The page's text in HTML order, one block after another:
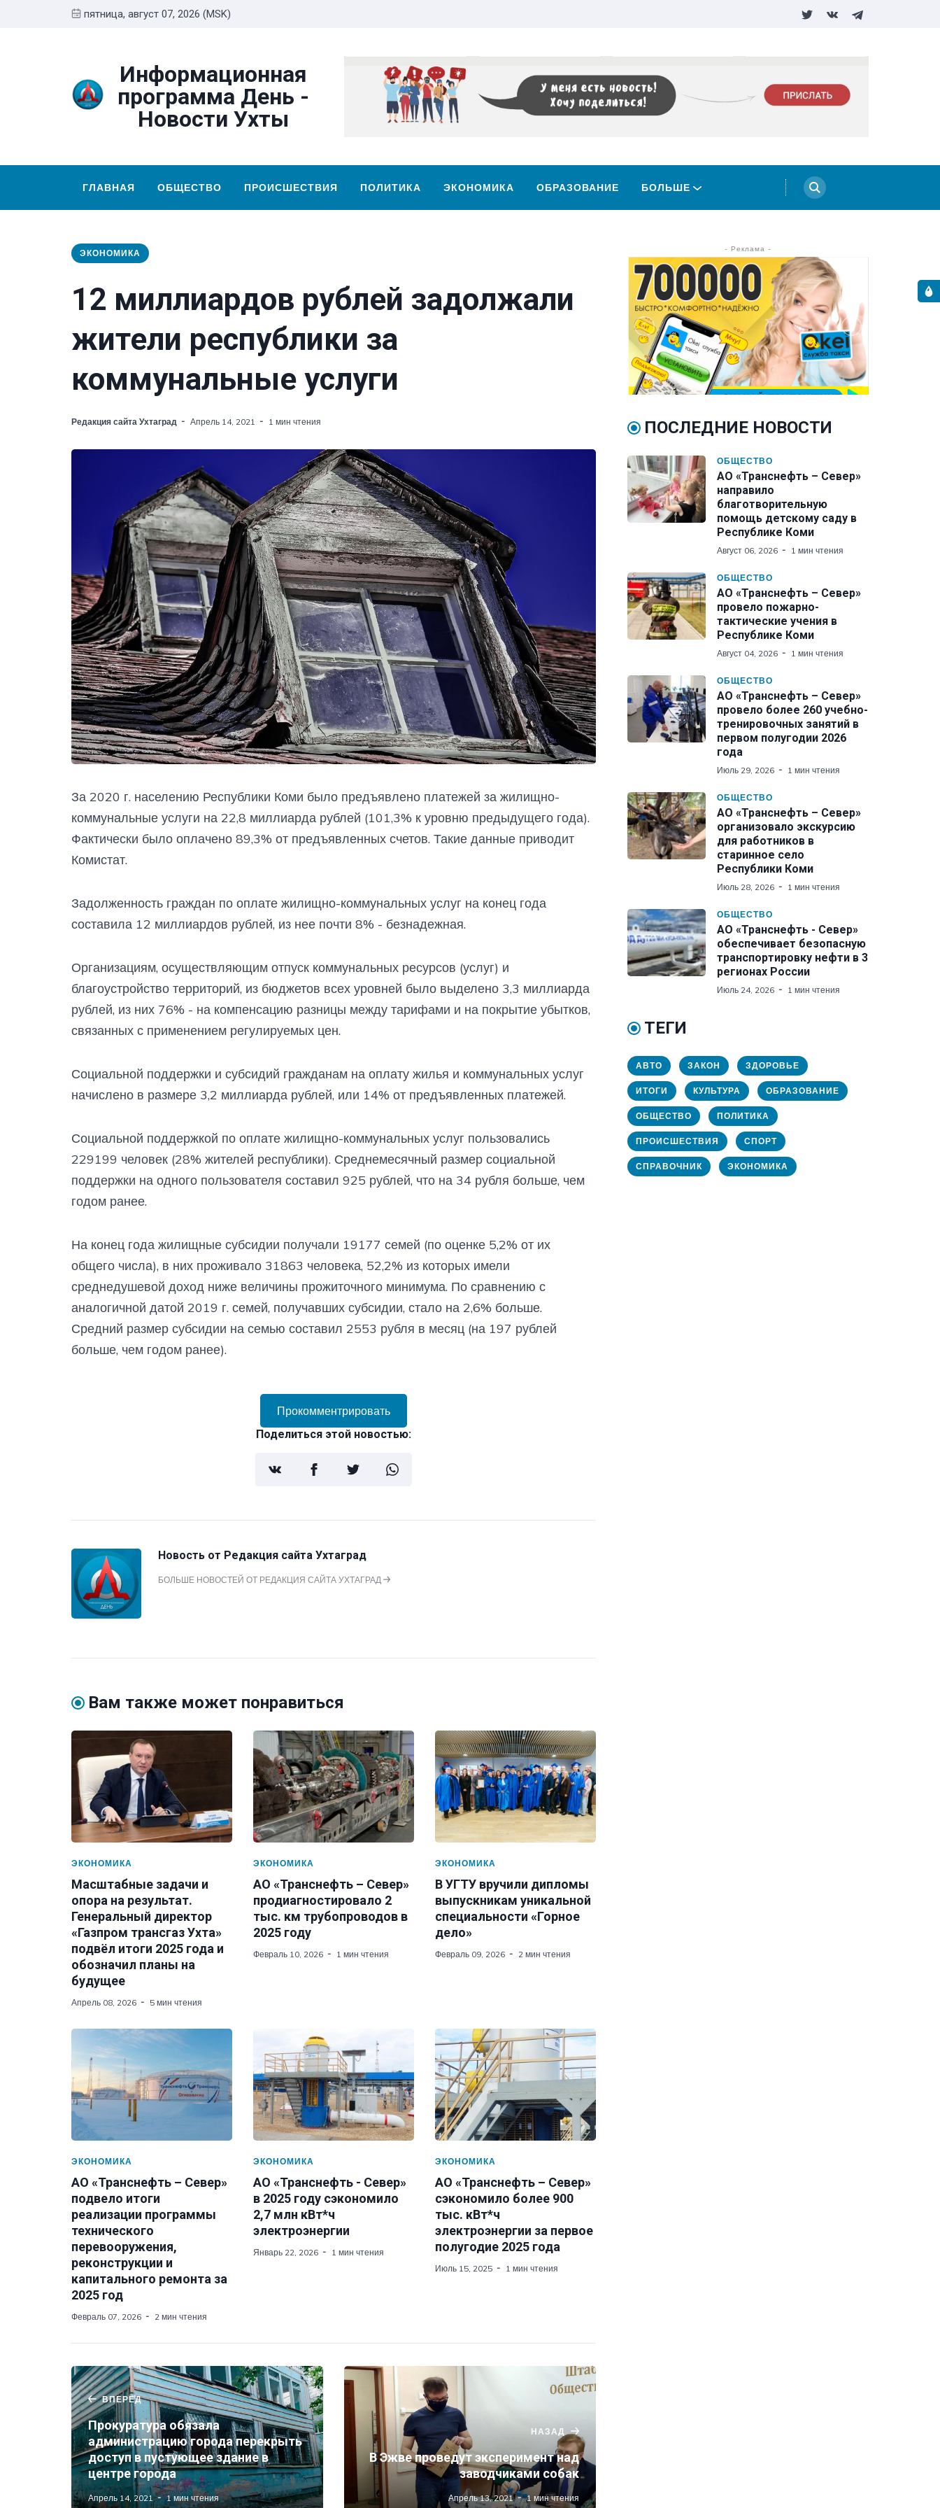
пятница, август 07, 2026 (MSK)
Информационная
программа День -
Новости Ухты
ГЛАВНАЯ ОБЩЕСТВО ПРОИСШЕСТВИЯ ПОЛИТИКА ЭКОНОМИКА ОБРАЗОВАНИЕ БОЛЬШЕ
ЭКОНОМИКА
12 миллиардов рублей задолжали
жители республики за
коммунальные услуги
Редакция сайта Ухтаград Апрель 14, 2021 1 мин чтения
За 2020 г. населению Республики Коми было предъявлено платежей за жилищно-
коммунальные услуги на 22,8 миллиарда рублей (101,3% к уровню предыдущего года).
Фактически было оплачено 89,3% от предъявленных счетов. Такие данные приводит
Комистат.
Задолженность граждан по оплате жилищно-коммунальных услуг на конец года
составила 12 миллиардов рублей, из нее почти 8% - безнадежная.
Организациям, осуществляющим отпуск коммунальных ресурсов (услуг) и
благоустройство территорий, из бюджетов всех уровней было выделено 3,3 миллиарда
рублей, из них 76% - на компенсацию разницы между тарифами и на покрытие убытков,
связанных с применением регулируемых цен.
Социальной поддержки и субсидий гражданам на оплату жилья и коммунальных услуг
начислено в размере 3,2 миллиарда рублей, или 14% от предъявленных платежей.
Социальной поддержкой по оплате жилищно-коммунальных услуг пользовались
229199 человек (28% жителей республики). Среднемесячный размер социальной
поддержки на одного пользователя составил 925 рублей, что на 34 рубля больше, чем
годом ранее.
На конец года жилищные субсидии получали 19177 семей (по оценке 5,2% от их
общего числа), в них проживало 31863 человека, 52,2% из которых имели
среднедушевой доход ниже величины прожиточного минимума. По сравнению с
аналогичной датой 2019 г. семей, получавших субсидии, стало на 2,6% больше.
Средний размер субсидии на семью составил 2553 рубля в месяц (на 197 рублей
больше, чем годом ранее).
Прокомментрировать
Поделиться этой новостью:
Новость от Редакция сайта Ухтаград
БОЛЬШЕ НОВОСТЕЙ ОТ РЕДАКЦИЯ САЙТА УХТАГРАД
Вам также может понравиться
ЭКОНОМИКА
Масштабные задачи и
опора на результат.
Генеральный директор
«Газпром трансгаз Ухта»
подвёл итоги 2025 года и
обозначил планы на
будущее
Апрель 08, 2026 5 мин чтения
ЭКОНОМИКА
АО «Транснефть – Север»
продиагностировало 2
тыс. км трубопроводов в
2025 году
Февраль 10, 2026 1 мин чтения
ЭКОНОМИКА
В УГТУ вручили дипломы
выпускникам уникальной
специальности «Горное
дело»
Февраль 09, 2026 2 мин чтения
ЭКОНОМИКА
АО «Транснефть – Север»
подвело итоги
реализации программы
технического
перевооружения,
реконструкции и
капитального ремонта за
2025 год
Февраль 07, 2026 2 мин чтения
ЭКОНОМИКА
АО «Транснефть - Север»
в 2025 году сэкономило
2,7 млн кВт*ч
электроэнергии
Январь 22, 2026 1 мин чтения
ЭКОНОМИКА
АО «Транснефть – Север»
сэкономило более 900
тыс. кВт*ч
электроэнергии за первое
полугодие 2025 года
Июль 15, 2025 1 мин чтения
ВПЕРЕД
Прокуратура обязала
администрацию города перекрыть
доступ в пустующее здание в
центре города
Апрель 14, 2021 1 мин чтения
НАЗАД
В Эжве проведут эксперимент над
заводчиками собак
Апрель 13, 2021 1 мин чтения
- Реклама -
ПОСЛЕДНИЕ НОВОСТИ
ОБЩЕСТВО
АО «Транснефть – Север»
направило
благотворительную
помощь детскому саду в
Республике Коми
Август 06, 2026 1 мин чтения
ОБЩЕСТВО
АО «Транснефть – Север»
провело пожарно-
тактические учения в
Республике Коми
Август 04, 2026 1 мин чтения
ОБЩЕСТВО
АО «Транснефть – Север»
провело более 260 учебно-
тренировочных занятий в
первом полугодии 2026
года
Июль 29, 2026 1 мин чтения
ОБЩЕСТВО
АО «Транснефть – Север»
организовало экскурсию
для работников в
старинное село
Республики Коми
Июль 28, 2026 1 мин чтения
ОБЩЕСТВО
АО «Транснефть - Север»
обеспечивает безопасную
транспортировку нефти в 3
регионах России
Июль 24, 2026 1 мин чтения
ТЕГИ
АВТО ЗАКОН ЗДОРОВЬЕ
ИТОГИ КУЛЬТУРА ОБРАЗОВАНИЕ
ОБЩЕСТВО ПОЛИТИКА
ПРОИСШЕСТВИЯ СПОРТ
СПРАВОЧНИК ЭКОНОМИКА